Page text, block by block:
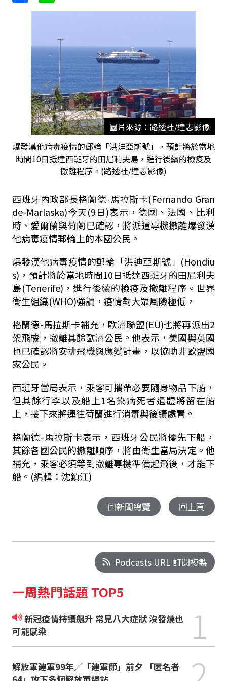
圖片來源：路透社/達志影像
爆發漢他病毒疫情的郵輪「洪迪亞斯號」，預計將於當地
時間10日抵達西班牙的田尼利夫島，進行後續的檢疫及
撤離程序。(路透社/達志影像)
西班牙內政部長格蘭德-馬拉斯卡(Fernando Gran
de-Marlaska)今天(9日)表示，德國、法國、比利
時、愛爾蘭與荷蘭已確認，將派遣專機撤離爆發漢
他病毒疫情郵輪上的本國公民。
爆發漢他病毒疫情的郵輪「洪迪亞斯號」(Hondiu
s)，預計將於當地時間10日抵達西班牙的田尼利夫
島(Tenerife)，進行後續的檢疫及撤離程序。世界
衛生組織(WHO)強調，疫情對大眾風險極低，
格蘭德-馬拉斯卡補充，歐洲聯盟(EU)也將再派出2
架飛機，撤離其餘歐洲公民。他表示，美國與英國
也已確認將安排飛機與應變計畫，以協助非歐盟國
家公民。
西班牙當局表示，乘客可攜帶必要隨身物品下船，
但其餘行李以及船上1名染病死者遺體將留在船
上，接下來將運往荷蘭進行消毒與後續處置。
格蘭德-馬拉斯卡表示，西班牙公民將優先下船，
其餘各國公民的撤離順序，將由衛生當局決定。他
補充，乘客必須等到撤離專機準備起飛後，才能下
船。(編輯：沈鎮江)
回新聞總覽 回上頁
Podcasts URL 訂閱複製
一周熱門話題 TOP5
新冠疫情持續飆升 常見八大症狀 沒發燒也
可能感染
1
解放軍建軍99年／「建軍節」前夕 「匿名者